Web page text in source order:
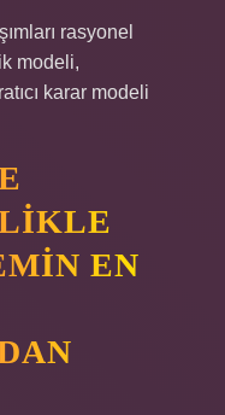
rasyonel
modeli,
karar modeli
EN